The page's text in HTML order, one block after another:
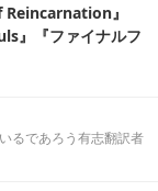
Reincarnation』
』『ファイナルフ
るであろう有志翻訳者